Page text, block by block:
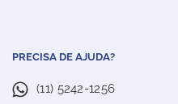
PRECISA DE AJUDA?
(11) 5242-1256